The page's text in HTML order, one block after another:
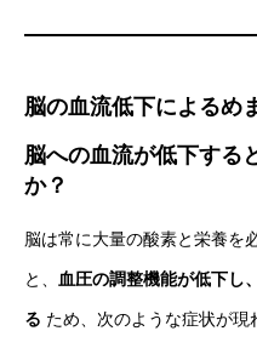
脳の血流低下によるめ
脳への血流が低下する
か？
脳は常に大量の酸素と栄養を
と、 血圧の調整機能が低下し
る ため、次のような症状が現